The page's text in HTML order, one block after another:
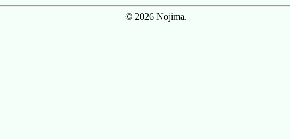
© 2026 Nojima.